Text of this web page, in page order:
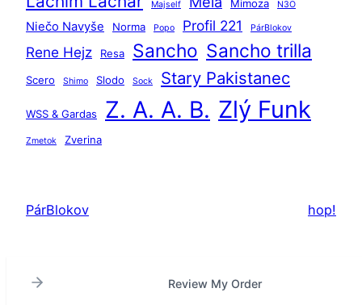
Majself Mimoza N3O
Niečo Navyše Norma Popo Profil 221 PárBlokov
Rene Hejz Resa Sancho Sancho trilla
Scero Shimo Slodo Sock Stary Pakistanec
WSS & Gardas Z. A. A. B. Zlý Funk
Zmetok Zverina
PárBlokov hop!
Review My Order